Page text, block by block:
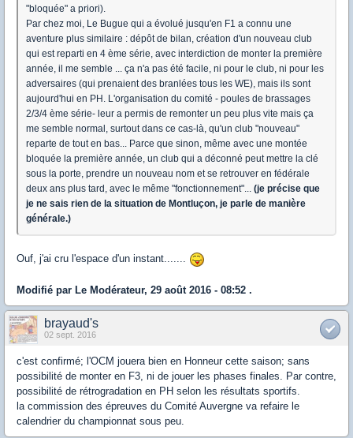
"bloquée" a priori).
Par chez moi, Le Bugue qui a évolué jusqu'en F1 a connu une
aventure plus similaire : dépôt de bilan, création d'un nouveau club
qui est reparti en 4 ème série, avec interdiction de monter la première
année, il me semble ... ça n'a pas été facile, ni pour le club, ni pour les
adversaires (qui prenaient des branlées tous les WE), mais ils sont
aujourd'hui en PH. L'organisation du comité - poules de brassages
2/3/4 ème série- leur a permis de remonter un peu plus vite mais ça
me semble normal, surtout dans ce cas-là, qu'un club "nouveau"
reparte de tout en bas... Parce que sinon, même avec une montée
bloquée la première année, un club qui a déconné peut mettre la clé
sous la porte, prendre un nouveau nom et se retrouver en fédérale
deux ans plus tard, avec le même "fonctionnement"... (je précise que
je ne sais rien de la situation de Montluçon, je parle de manière
générale.)
Ouf, j'ai cru l'espace d'un instant.......
Modifié par Le Modérateur, 29 août 2016 - 08:52 .
brayaud's
02 sept. 2016
c'est confirmé; l'OCM jouera bien en Honneur cette saison; sans
possibilité de monter en F3, ni de jouer les phases finales. Par contre,
possibilité de rétrogradation en PH selon les résultats sportifs.
la commission des épreuves du Comité Auvergne va refaire le
calendrier du championnat sous peu.